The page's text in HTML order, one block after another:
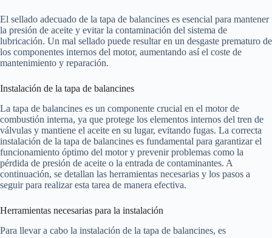
El sellado adecuado de la tapa de balancines es esencial para mantener
la presión de aceite y evitar la contaminación del sistema de
lubricación. Un mal sellado puede resultar en un desgaste prematuro de
los componentes internos del motor, aumentando así el coste de
mantenimiento y reparación.
Instalación de la tapa de balancines
La tapa de balancines es un componente crucial en el motor de
combustión interna, ya que protege los elementos internos del tren de
válvulas y mantiene el aceite en su lugar, evitando fugas. La correcta
instalación de la tapa de balancines es fundamental para garantizar el
funcionamiento óptimo del motor y prevenir problemas como la
pérdida de presión de aceite o la entrada de contaminantes. A
continuación, se detallan las herramientas necesarias y los pasos a
seguir para realizar esta tarea de manera efectiva.
Herramientas necesarias para la instalación
Para llevar a cabo la instalación de la tapa de balancines, es